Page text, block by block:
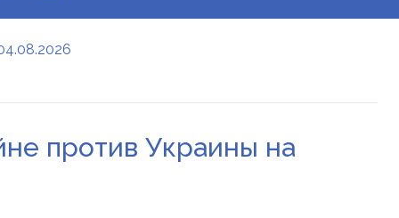
не начислят
против Украины на